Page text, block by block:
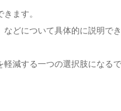
ます。
どについて具体的に説明で
減する一つの選択肢になるで